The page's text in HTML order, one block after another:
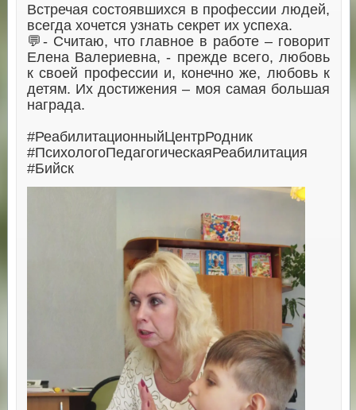
Встречая состоявшихся в профессии людей,
всегда хочется узнать секрет их успеха.
💬- Считаю, что главное в работе – говорит
Елена Валериевна, - прежде всего, любовь
к своей профессии и, конечно же, любовь к
детям. Их достижения – моя самая большая
награда.
#РеабилитационныйЦентрРодник
#ПсихологоПедагогическаяРеабилитация
#Бийск